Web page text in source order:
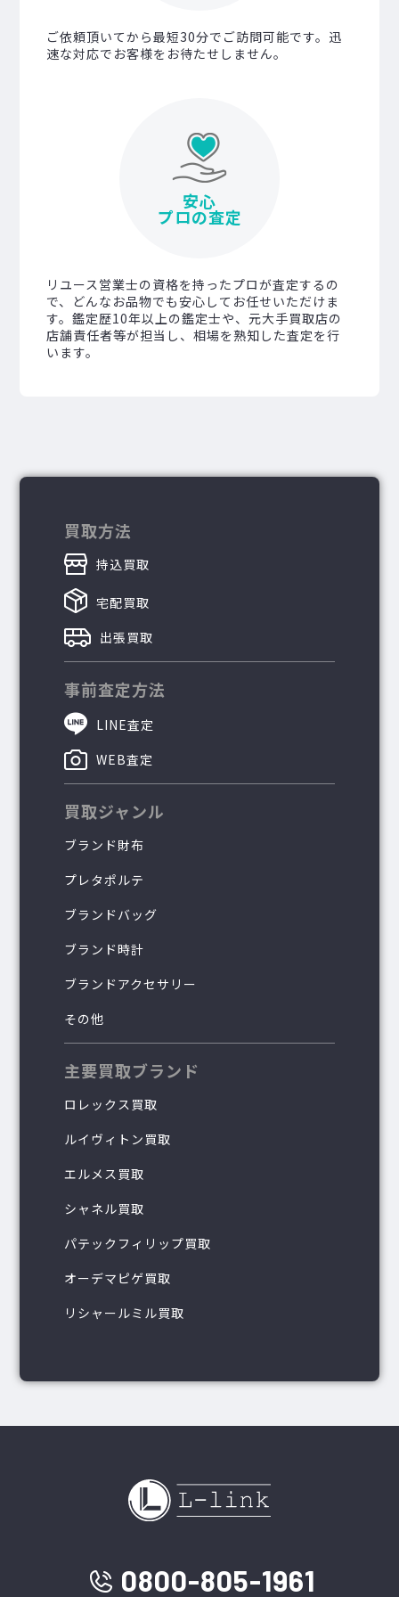
買取方法
持込買取
宅配買取
出張買取
事前査定方法
LINE査定
WEB査定
買取ジャンル
ブランド財布
プレタポルテ
ブランドバッグ
ブランド時計
ブランドアクセサリー
その他
主要買取ブランド
ロレックス買取
ルイヴィトン買取
エルメス買取
シャネル買取
パテックフィリップ買取
オーデマピゲ買取
リシャールミル買取
ご依頼頂いてから最短30分でご訪問可能です。迅
速な対応でお客様をお待たせしません。
安心
プロの査定
リユース営業士の資格を持ったプロが査定するの
で、どんなお品物でも安心してお任せいただけま
す。鑑定歴10年以上の鑑定士や、元大手買取店の
店舗責任者等が担当し、相場を熟知した査定を行
います。
0800-805-1961